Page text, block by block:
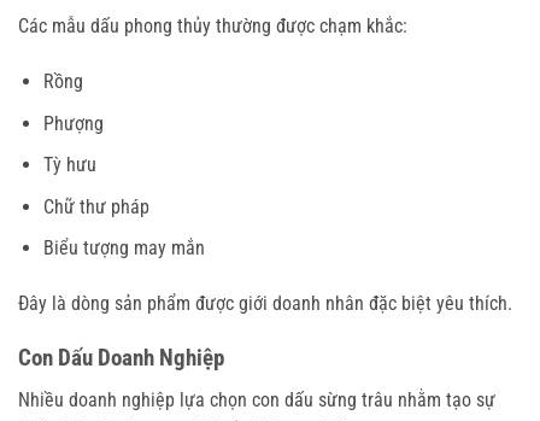
Các mẫu dấu phong thủy thường được chạm khắc:
Rồng
Phượng
Tỳ hưu
Chữ thư pháp
Biểu tượng may mắn
Đây là dòng sản phẩm được giới doanh nhân đặc biệt yêu thích.
Con Dấu Doanh Nghiệp
Nhiều doanh nghiệp lựa chọn con dấu sừng trâu nhằm tạo sự